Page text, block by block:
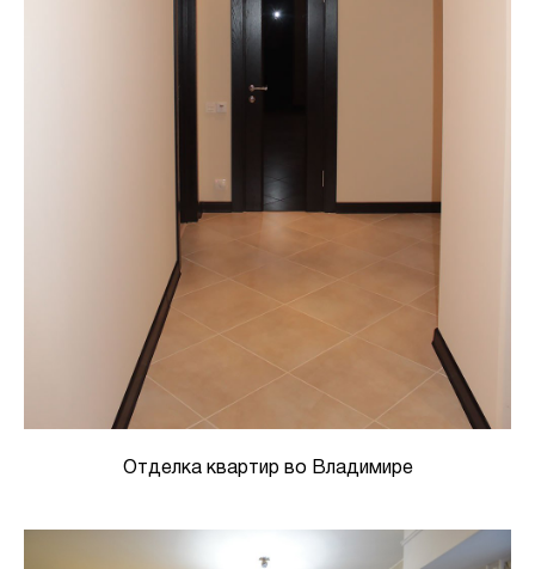
Отделка квартир во Владимире